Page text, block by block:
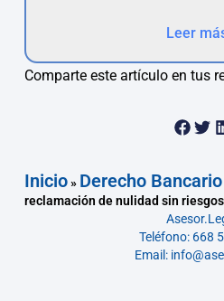
Leer
Comparte este artículo en tus
Inicio» Derecho Bancario
reclamación de nulidad sin
Teléfono: 668
Email: